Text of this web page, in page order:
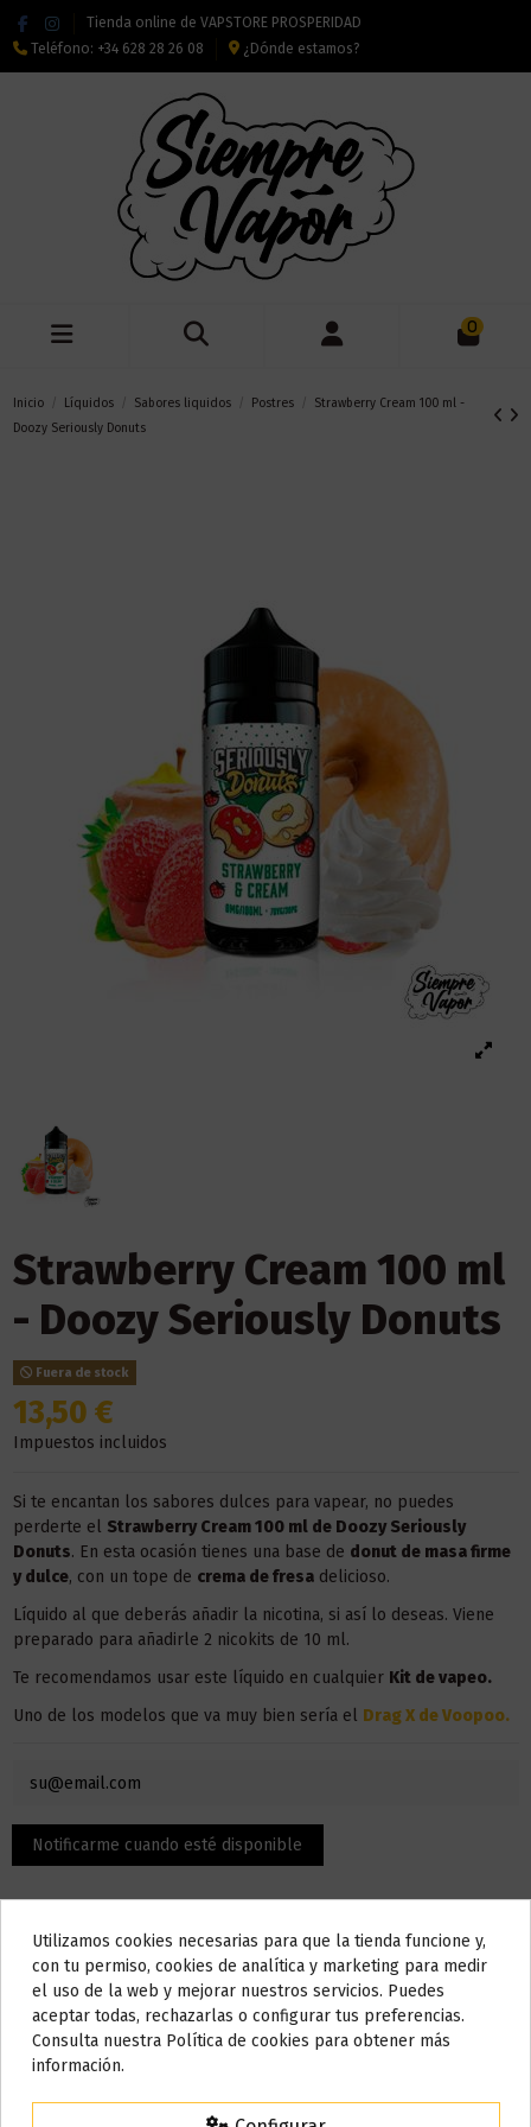
Tienda online de VAPSTORE PROSPERIDAD
Teléfono: +34 628 28 26 08 ¿Dónde estamos?
0
Inicio Líquidos Sabores liquidos Postres
Strawberry Cream 100 ml -
Doozy Seriously Donuts
Strawberry Cream 100 ml
- Doozy Seriously Donuts
Fuera de stock
13,50 €
Impuestos incluidos
Si te encantan los sabores dulces para vapear, no puedes
perderte el Strawberry Cream 100 ml de Doozy Seriously
Donuts. En esta ocasión tienes una base de donut de masa firme
y dulce, con un tope de crema de fresadelicioso.
Líquido al que deberás añadir la nicotina, si así lo deseas. Viene
preparado para añadirle 2 nicokits de 10 ml.
Te recomendamos usar este líquido en cualquier Kit de vapeo.
Uno de los modelos que va muy bien sería el Drag X de Voopoo.
Descripción
Do not show again.
AVISO IMPORTANTE
Nos tomamos unos días
Utilizamos cookies necesarias para que la tienda funcione y,
con tu permiso, cookies de analítica y marketing para medir
el uso de la web y mejorar nuestros servicios. Puedes
aceptar todas, rechazarlas o configurar tus preferencias.
Consulta nuestra Política de cookies para obtener más
información.